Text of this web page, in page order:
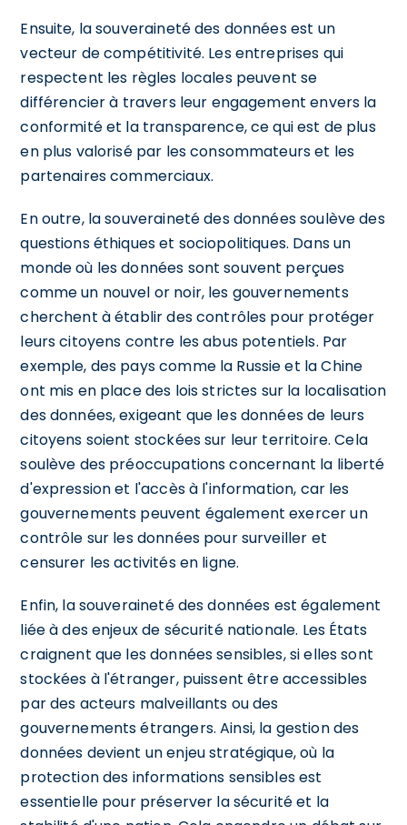
Ensuite, la souveraineté des données est un
vecteur de compétitivité. Les entreprises qui
respectent les règles locales peuvent se
différencier à travers leur engagement envers la
conformité et la transparence, ce qui est de plus
en plus valorisé par les consommateurs et les
partenaires commerciaux.
En outre, la souveraineté des données soulève des
questions éthiques et sociopolitiques. Dans un
monde où les données sont souvent perçues
comme un nouvel or noir, les gouvernements
cherchent à établir des contrôles pour protéger
leurs citoyens contre les abus potentiels. Par
exemple, des pays comme la Russie et la Chine
ont mis en place des lois strictes sur la localisation
des données, exigeant que les données de leurs
citoyens soient stockées sur leur territoire. Cela
soulève des préoccupations concernant la liberté
d'expression et l'accès à l'information, car les
gouvernements peuvent également exercer un
contrôle sur les données pour surveiller et
censurer les activités en ligne.
Enfin, la souveraineté des données est également
liée à des enjeux de sécurité nationale. Les États
craignent que les données sensibles, si elles sont
stockées à l'étranger, puissent être accessibles
par des acteurs malveillants ou des
gouvernements étrangers. Ainsi, la gestion des
données devient un enjeu stratégique, où la
protection des informations sensibles est
essentielle pour préserver la sécurité et la